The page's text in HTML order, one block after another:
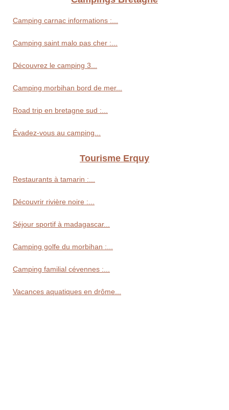
Camping carnac informations :...
Camping saint malo pas cher :...
Découvrez le camping 3...
Camping morbihan bord de mer...
Road trip en bretagne sud :...
Évadez-vous au camping...
Tourisme Erquy
Restaurants à tamarin :...
Découvrir rivière noire :...
Séjour sportif à madagascar...
Camping golfe du morbihan :...
Camping familial cévennes :...
Vacances aquatiques en drôme...